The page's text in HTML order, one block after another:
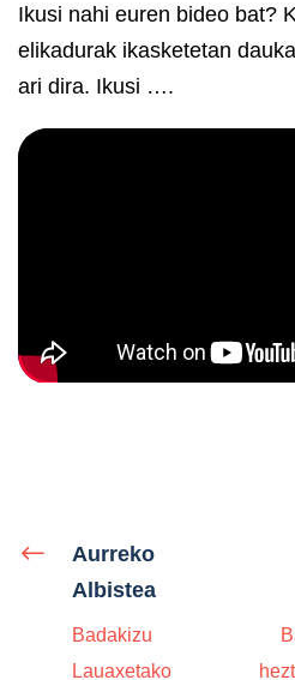
Ikusi nahi euren bideo bat?
elikadurak ikasketetan
ari dira. Ikusi ….
Aurreko
Albistea
Badakizu
Lauaxetako